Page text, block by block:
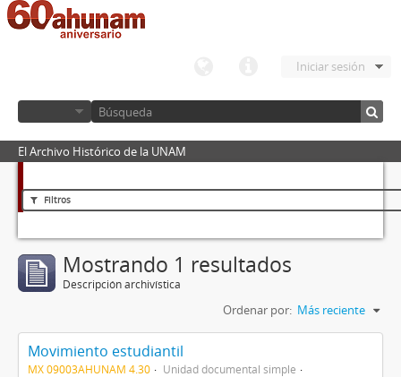
Iniciar sesión
El Archivo Histórico de la UNAM
Filtros
Mostrando 1 resultados
Descripción archivística
Ordenar por: Más reciente
Movimiento estudiantil
MX 09003AHUNAM 4.30
Unidad documental simple